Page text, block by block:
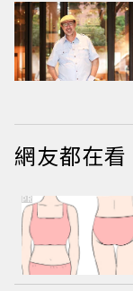
網友都在看
PR